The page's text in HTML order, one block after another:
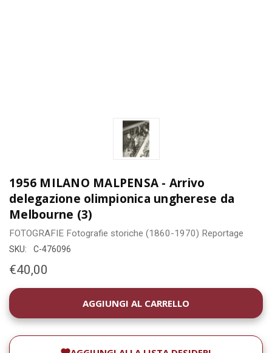
1956 MILANO MALPENSA - Arrivo
delegazione olimpionica ungherese da
Melbourne (3)
FOTOGRAFIE Fotografie storiche (1860-1970) Reportage
SKU: C-476096
€40,00
DISPONIBILITÀ
ATTUALE: